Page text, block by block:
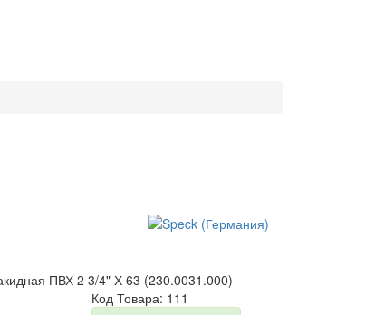
ПВХ 2 3/4" Х 63 (230.0031.000)
Код Товара: 111